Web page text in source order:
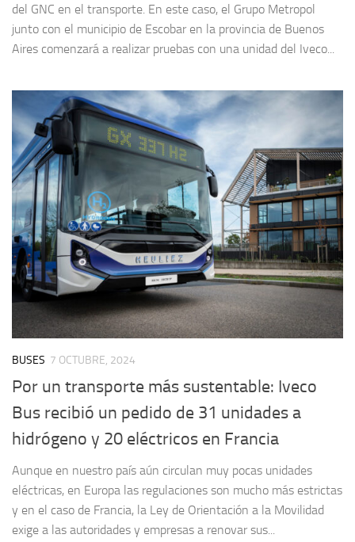
del GNC en el transporte. En este caso, el Grupo Metropol
junto con el municipio de Escobar en la provincia de Buenos
Aires comenzará a realizar pruebas con una unidad del Iveco...
BUSES 7 OCTUBRE, 2024
Por un transporte más sustentable: Iveco
Bus recibió un pedido de 31 unidades a
hidrógeno y 20 eléctricos en Francia
Aunque en nuestro país aún circulan muy pocas unidades
eléctricas, en Europa las regulaciones son mucho más estrictas
y en el caso de Francia, la Ley de Orientación a la Movilidad
exige a las autoridades y empresas a renovar sus...